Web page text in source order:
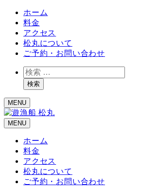
ホーム
料金
アクセス
松丸について
ご予約・お問い合わせ
検
索検索
MENU
MENU
ホーム
料金
アクセス
松丸について
ご予約・お問い合わせ